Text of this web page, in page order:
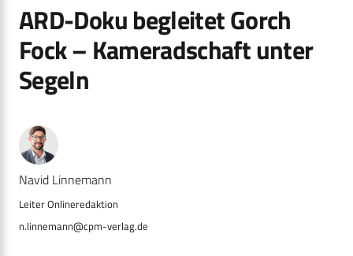
ARD-Doku begleitet Gorch
Fock – Kameradschaft unter
Segeln
Navid Linnemann
n.linnemann@cpm-verlag.de